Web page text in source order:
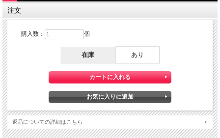
注文
購入数： 個
在庫 あり
返品についての詳細はこちら